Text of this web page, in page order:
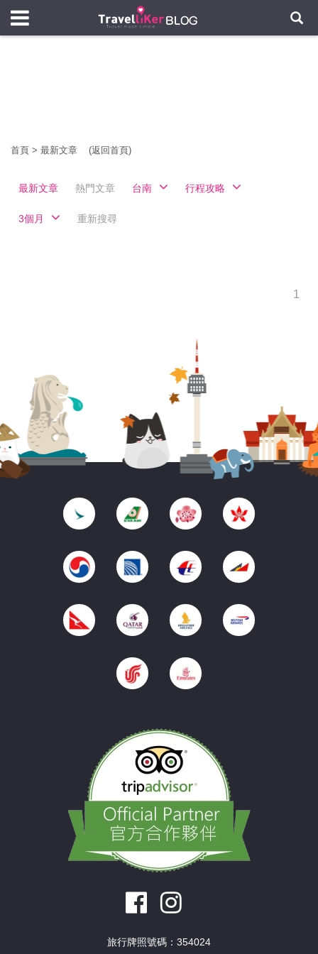
首頁 > 最新文章 (返回首頁)
最新文章 熱門文章 台南 行程攻略
3個月 重新搜尋
1
旅行牌照號碼：354024